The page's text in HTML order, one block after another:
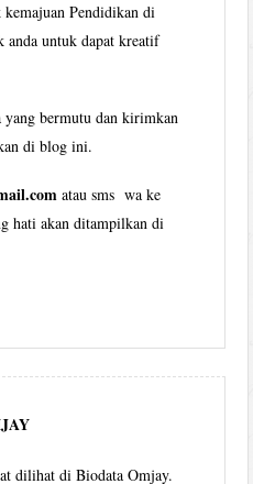
Pendidikan di
anda untuk dapat kreatif
yang bermutu dan kirimkan
di blog ini.
atau sms wa ke
hati akan ditampilkan di
dilihat di Biodata Omjay.